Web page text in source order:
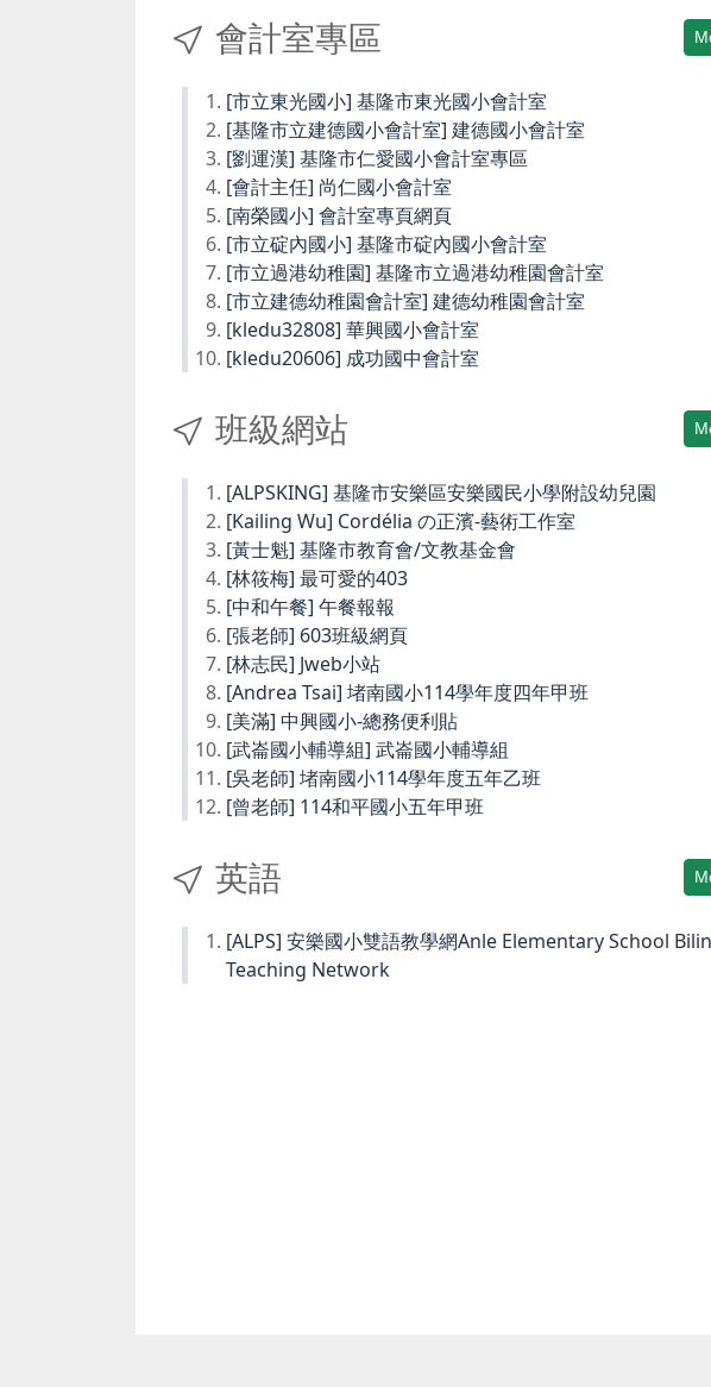
會計室專區
[市立東光國小] 基隆市東光國小會計室
[基隆市立建德國小會計室] 建德國小會計室
[劉運漢] 基隆市仁愛國小會計室專區
[會計主任] 尚仁國小會計室
[南榮國小] 會計室專頁網頁
[市立碇內國小] 基隆市碇內國小會計室
[市立過港幼稚園] 基隆市立過港幼稚園會計室
[市立建德幼稚園會計室] 建德幼稚園會計室
[kledu32808] 華興國小會計室
[kledu20606] 成功國中會計室
班級網站
[ALPSKING] 基隆市安樂區安樂國民小學附設幼兒園
[Kailing Wu] Cordélia の正濱-藝術工作室
[黃士魁] 基隆市教育會/文教基金會
[林筱梅] 最可愛的403
[中和午餐] 午餐報報
[張老師] 603班級網頁
[林志民] Jweb小站
[Andrea Tsai] 堵南國小114學年度四年甲班
[美滿] 中興國小-總務便利貼
[武崙國小輔導組] 武崙國小輔導組
[吳老師] 堵南國小114學年度五年乙班
[曾老師] 114和平國小五年甲班
英語
[ALPS] 安樂國小雙語教學網Anle Elementary School
Teaching Network